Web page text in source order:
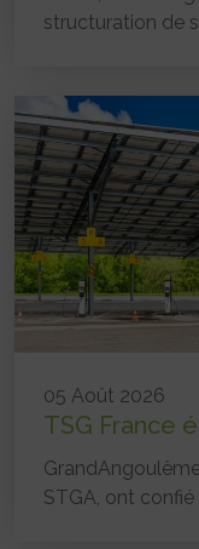
structuration de
05 Août 2026
TSG France
STGA, ont confié